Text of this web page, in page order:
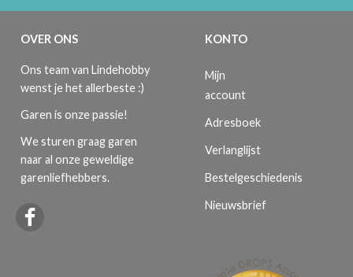
OVER ONS
Ons team van Lindehobby
wenst je het allerbeste :)
Garen is onze passie!
We sturen graag garen
naar al onze geweldige
garenliefhebbers.
KONTO
Mijn
account
Adresboek
Verlanglijst
Bestelgeschiedenis
Nieuwsbrief